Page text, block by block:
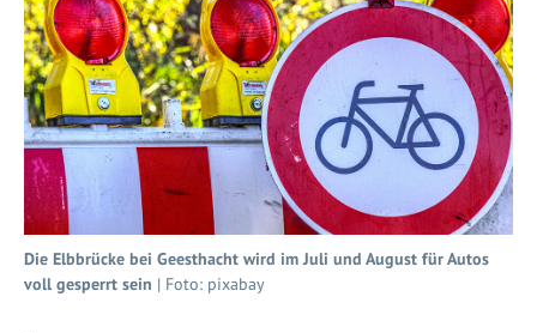
Die Elbbrücke bei Geesthacht wird im Juli und August für Autos
voll gesperrt sein | Foto: pixabay